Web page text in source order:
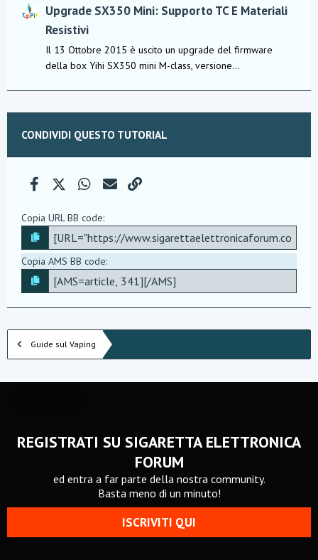
Upgrade SX350 Mini: Supporto TC E Materiali
Resistivi
Il 13 Ottobre 2015 è uscito un upgrade del firmware
della box Yihi SX350 mini M-class, versione...
CONDIVIDI QUESTO TUTORIAL
FacebookX (Twitter)WhatsApp
e-mail
Copia URL BB code
Copia AMS BB code
Guide sul Vaping
REGISTRATI SU SIGARETTA ELETTRONICA
FORUM
ed entra a far parte della nostra community.
Basta meno di un minuto!
ISCRIVITI QUI